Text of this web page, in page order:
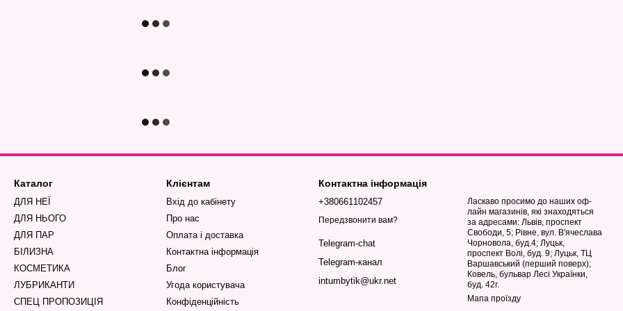
Каталог
ДЛЯ НЕЇ
ДЛЯ НЬОГО
ДЛЯ ПАР
БІЛИЗНА
КОСМЕТИКА
ЛУБРИКАНТИ
СПЕЦ ПРОПОЗИЦІЯ
Клієнтам
Вхід до кабінету
Про нас
Оплата і доставка
Контактна інформація
Блог
Угода користувача
Конфіденційність
Контактна інформація
+380661102457
Передзвонити вам?
Telegram-chat
Telegram-канал
intumbytik@ukr.net
Ласкаво просимо до наших оф-
лайн магазинів, які знаходяться
за адресами: Львів, проспект
Свободи, 5; Рівне, вул. В'ячеслава
Чорновола, буд.4; Луцьк,
проспект Волі, буд. 9; Луцьк, ТЦ
Варшавський (перший поверх);
Ковель, бульвар Лесі Українки,
буд. 42г.
Мапа проїзду